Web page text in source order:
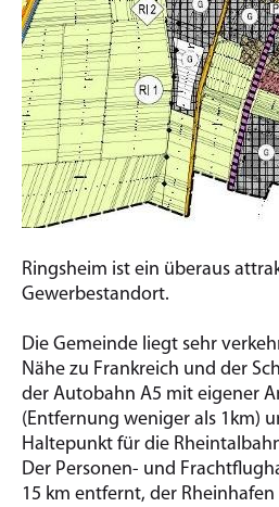
Ringsheim ist ein überaus
Gewerbestandort.
Die Gemeinde liegt sehr
Nähe zu Frankreich und der
der Autobahn A5 mit eigener
(Entfernung weniger als 1km)
Haltepunkt für die
Der Personen- und
15 km entfernt, der Rheinhafen